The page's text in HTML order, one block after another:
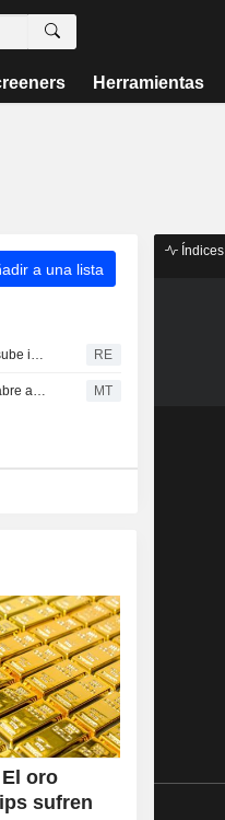
Herramientas
a una lista
La Bolsa de Singapur sube impulsada por el beneficio récord de DBS; el resto de parqués asiáticos retroceden RE
La Bolsa de Singapur abre al alza ante la esperanza de una resolución de la crisis en Oriente Próximo MT
oro
sufren
Índices